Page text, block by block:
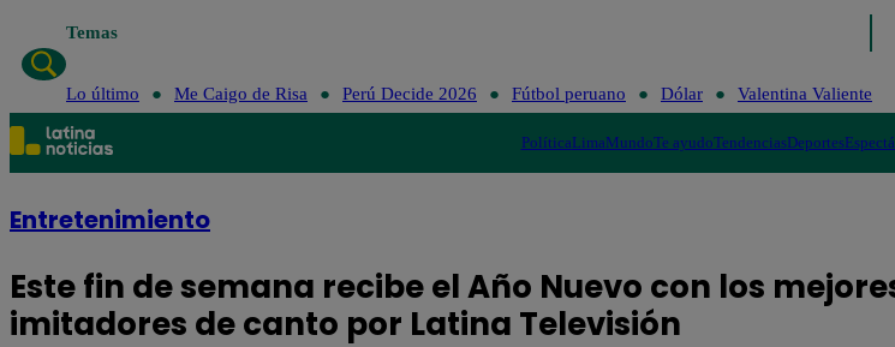
Temas Me Caigo de
Lo último Me Caigo de Risa Perú Decide 2026 Fútbol peruano Dólar Valentina Valiente
PolíticaLimaMundoTe ayudoTendenciasDeportes
Entretenimiento
Este fin de semana recibe el Año Nuevo con los
imitadores de canto por Latina Televisión